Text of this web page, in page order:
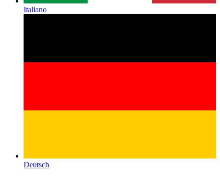
Italiano
Deutsch